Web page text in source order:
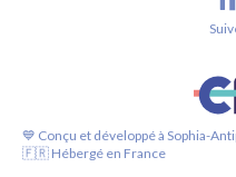
💙 Conçu et développé à Sophia-
🇫🇷 Hébergé en France